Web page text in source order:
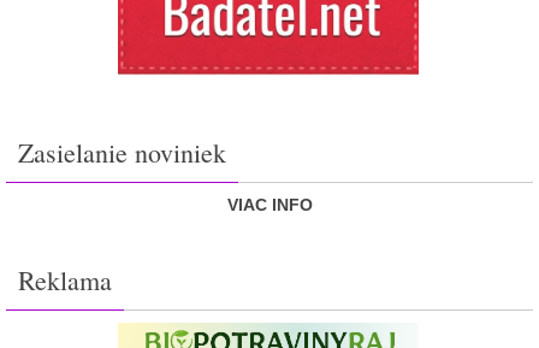
Zasielanie noviniek
VIAC INFO
Reklama